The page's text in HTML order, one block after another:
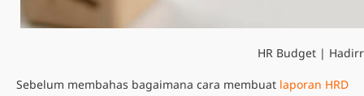
HR Budget | Hadirr
Sebelum membahas bagaimana cara membuat laporan HRD